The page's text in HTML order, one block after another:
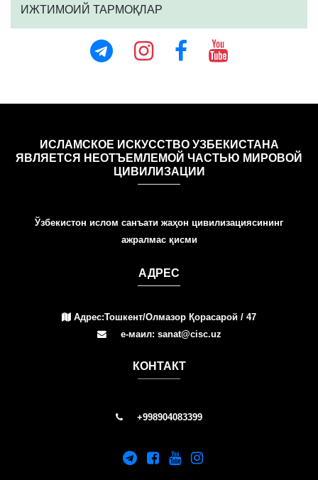
ИЖТИМОИЙ ТАРМОҚЛАР
ИСЛАМСКОЕ ИСКУССТВО УЗБЕКИСТАНА
ЯВЛЯЕТСЯ НЕОТЪЕМЛЕМОЙ ЧАСТЬЮ МИРОВОЙ
ЦИВИЛИЗАЦИИ
Ўзбекистон ислом санъати жаҳон цивилизациясининг
ажралмас қисми
АДРЕС
Адрес:Тошкент/Олмазор Қорасарой / 47
е-маил: sanat@cisc.uz
КОНТАКТ
+998904083399